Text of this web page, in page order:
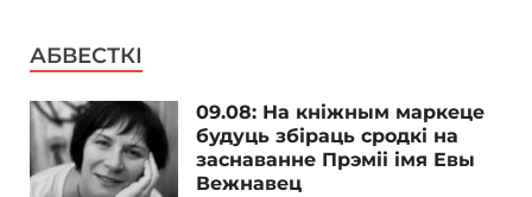
АБВЕСТКІ
09.08: На кніжным маркеце
будуць збіраць сродкі на
заснаванне Прэміі імя Евы
Вежнавец